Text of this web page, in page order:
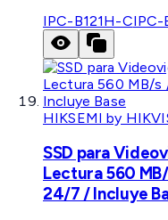
IPC-B121H-CIPC-
HIKSEMI by
SSD para
Lectura 560
24/7 / Incluye